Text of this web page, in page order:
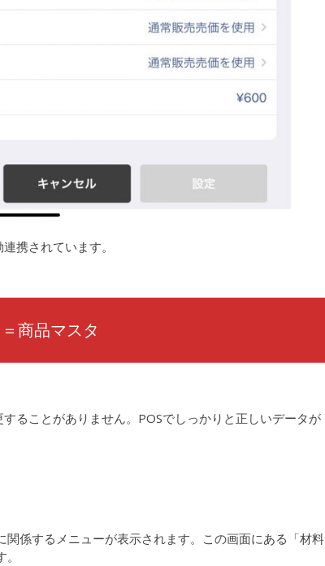
携されています。
商品マスタ
ることがありません。POSでしっかりと正しいデータが
係するメニューが表示されます。この画面にある「材料